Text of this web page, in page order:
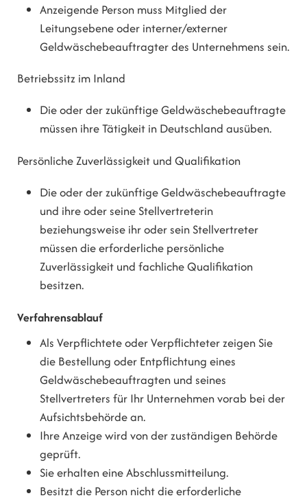
Anzeigende Person muss Mitglied der
Leitungsebene oder interner/externer
Geldwäschebeauftragter des Unternehmens sein.
Betriebssitz im Inland
Die oder der zukünftige Geldwäschebeauftragte
müssen ihre Tätigkeit in Deutschland ausüben.
Persönliche Zuverlässigkeit und Qualifikation
Die oder der zukünftige Geldwäschebeauftragte
und ihre oder seine Stellvertreterin
beziehungsweise ihr oder sein Stellvertreter
müssen die erforderliche persönliche
Zuverlässigkeit und fachliche Qualifikation
besitzen.
Verfahrensablauf
Als Verpflichtete oder Verpflichteter zeigen Sie
die Bestellung oder Entpflichtung eines
Geldwäschebeauftragten und seines
Stellvertreters für Ihr Unternehmen vorab bei der
Aufsichtsbehörde an.
Ihre Anzeige wird von der zuständigen Behörde
geprüft.
Sie erhalten eine Abschlussmitteilung.
Besitzt die Person nicht die erforderliche